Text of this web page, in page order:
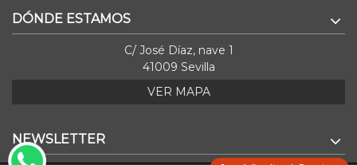
DÓNDE ESTAMOS
C/ José Díaz, nave 1
41009 Sevilla
VER MAPA
NEWSLETTER